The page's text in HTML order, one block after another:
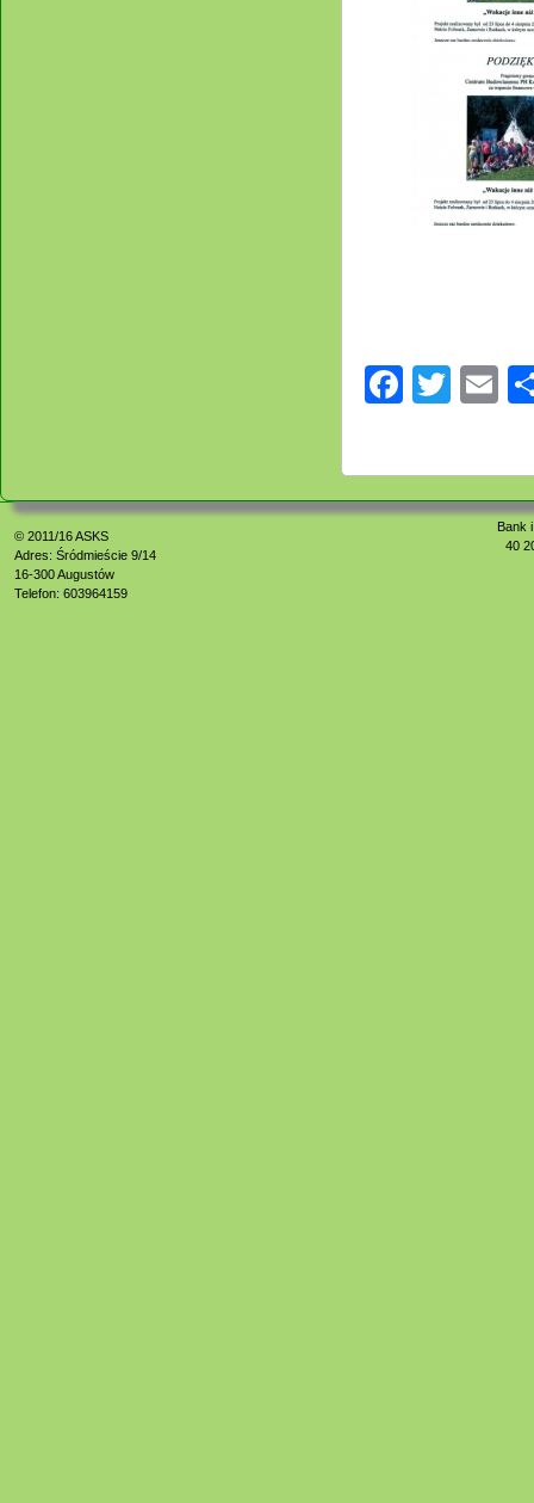
© 2011/16ASKS
Adres: Śródmieście 9/14
16-300 Augustów
Telefon: 603964159
Bank
40